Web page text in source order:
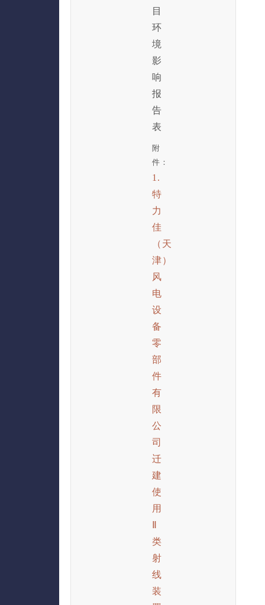
目
环
境
影
响
报
告
表
附
件：
1.
特
力
佳
（天
津）
风
电
设
备
零
部
件
有
限
公
司
迁
建
使
用
类
射
线
装